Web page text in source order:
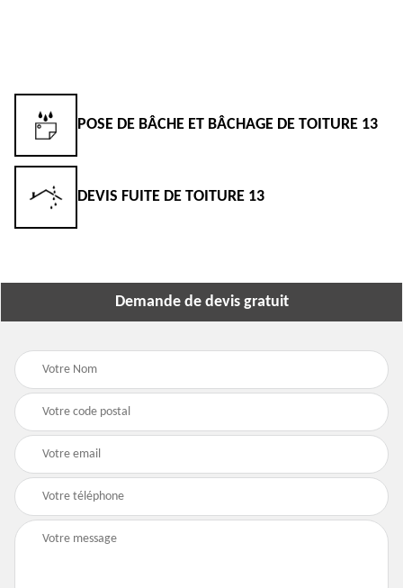
POSE DE BÂCHE ET BÂCHAGE DE TOITURE 13
DEVIS FUITE DE TOITURE 13
Demande de devis gratuit